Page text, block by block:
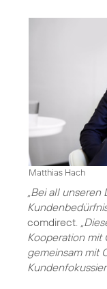
Matthias Hach
„Bei all
comdirect.
Kooperation mit
gemeinsam mit